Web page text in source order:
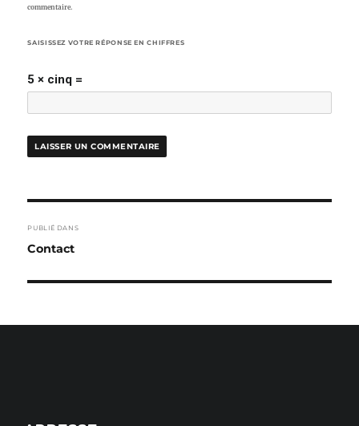
commentaire.
SAISISSEZ VOTRE RÉPONSE EN CHIFFRES
5 × cinq =
DE
PUBLIÉ DANS
Contact